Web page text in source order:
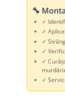
🔧
✓
✓
✓
✓
✓
✓